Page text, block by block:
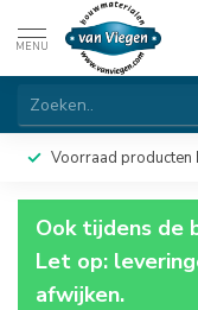
MENU
Voorraad producten
Ook tijdens de
Let op:
afwijken.